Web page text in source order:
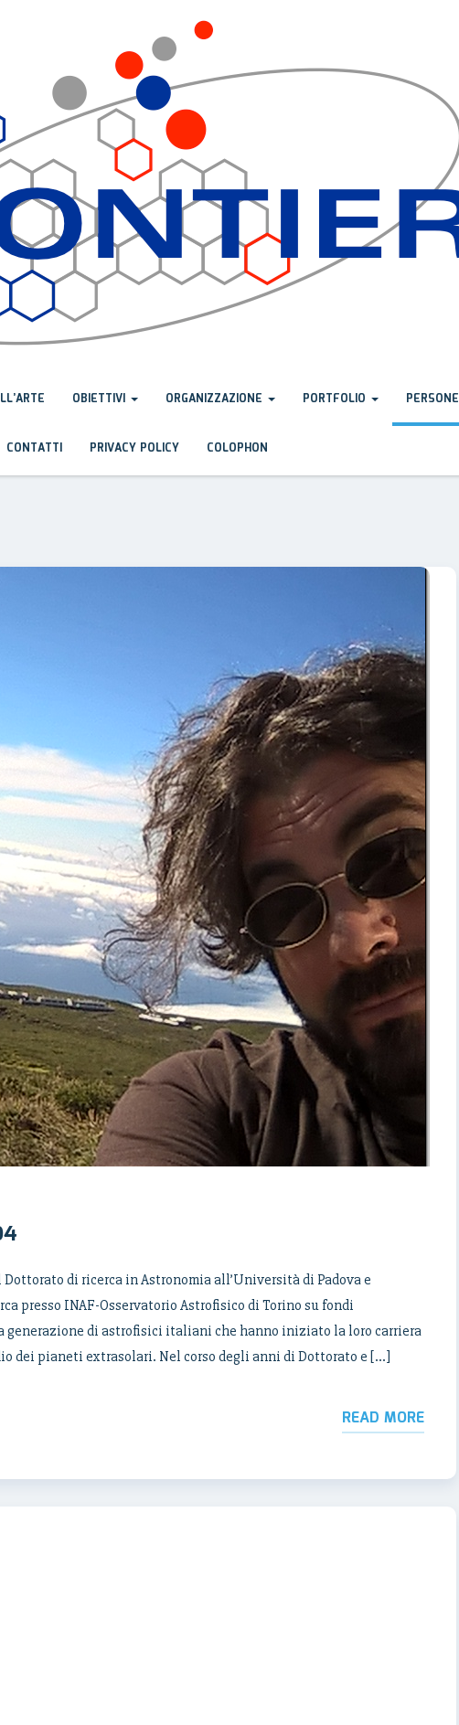
OBIETTIVI ORGANIZZAZIONE PORTFOLIO PERSONE
CONTATTI PRIVACY POLICY COLOPHON
di ricerca in Astronomia all’Università di Padova e
presso INAF-Osservatorio Astrofisico di Torino su fondi
generazione di astrofisici italiani che hanno iniziato la loro carriera
dei pianeti extrasolari. Nel corso degli anni di Dottorato e […]
READ MORE